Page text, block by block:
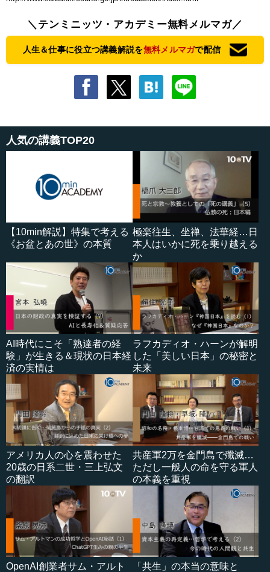
＼テンミニッツ・アカデミー無料メルマガ／
人生＆仕事に役立つ講義解説を無料メルマガで配信
人気の講義TOP20
【10min解説】特集で考える
《お盆とあの世》の本質
極楽往生、坐禅、法華経…日
本人はいかに死を乗り越える
か
AI時代にこそ「熟達者の経
験」が生きる＆現状の日本経
済の実情は
ラフカディオ・ハーンが解明
した「美しい日本」の秘密と
未来
アメリカ人の心を震わせた
20歳の日系二世・三上弘文
の翻訳
共産軍2万を金門島で殲滅…
ただし一般人の命を守る軍人
の本義を重視
OpenAI創業者サム・アルト
「共生」の本当の意味と